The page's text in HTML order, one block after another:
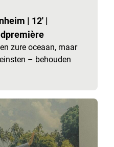
| 12' |
zure oceaan, maar
– behouden